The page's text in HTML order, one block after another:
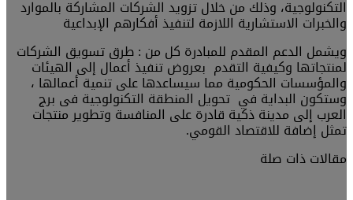
التكنولوجية، وذلك من خلال تزويد الشركات المشاركة بالموارد
والخبرات الاستشارية اللازمة لتنفيذ أفكارهم الإبداعية
ويشمل الدعم المقدم للمبادرة كل من : طرق تسويق الشركات
لمنتجاتها وكيفية التقدم بعروض تنفيذ أعمال إلى الهيئات
والمؤسسات الحكومية مما سيساعدها على تنمية أعمالها ،
وستكون البداية في تحويل المنطقة التكنولوجية فى برج
العرب إلى مدينة ذكية قادرة على المنافسة وتطوير منتجات
تمثل إضافة للاقتصاد القومي.
مقالات ذات صلة